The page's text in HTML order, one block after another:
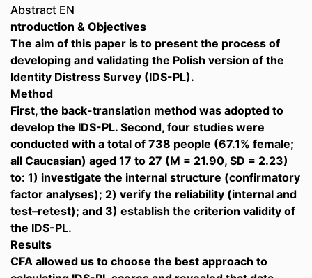
Abstract EN
ntroduction & Objectives
The aim of this paper is to present the process of
developing and validating the Polish version of the
Identity Distress Survey (IDS-PL).
Method
First, the back-translation method was adopted to
develop the IDS-PL. Second, four studies were
conducted with a total of 738 people (67.1% female;
all Caucasian) aged 17 to 27 (M = 21.90, SD = 2.23)
to: 1) investigate the internal structure (confirmatory
factor analyses); 2) verify the reliability (internal and
test–retest); and 3) establish the criterion validity of
the IDS-PL.
Results
CFA allowed us to choose the best approach to